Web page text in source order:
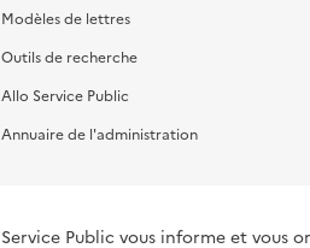
Modèles de lettres
Outils de recherche
Allo Service Public
Annuaire de l'administration
Service Public vous informe et vous